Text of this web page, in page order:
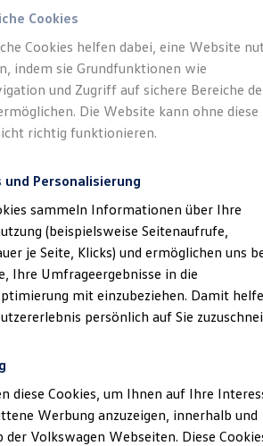
Angebote
Leasing
Gebrauchtwagen-Leasing
Leasing
Leasing
ohne Anzahlung
mit Schlussrate
und Garantien
Class bei Volkswagen
Gewinn
Coupé.
Cookies
Cookies helfen dabei, eine Website
indem sie Grundfunktionen wie
und Zugriff auf sichere Bereiche
Die Website kann ohne diese
richtig funktionieren.
Personalisierung
sammeln Informationen über Ihre
(beispielsweise Seitenaufrufe,
je Seite, Klicks) und ermöglichen uns
Ihre Umfrageergebnisse in die
mit einzubeziehen. Damit
persönlich auf Sie
diese Cookies, um Ihnen auf Ihre
Werbung anzuzeigen, innerhalb und
der Volkswagen Webseiten. Diese